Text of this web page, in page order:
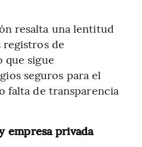
resalta una lentitud
registros de
que sigue
seguros para el
falta de transparencia
empresa privada